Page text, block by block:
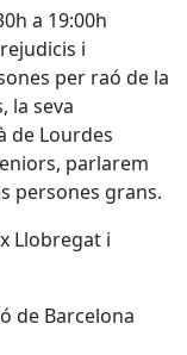
a 19:00h
i
per raó de la
la seva
de Lourdes
parlarem
persones grans.
Llobregat i
de Barcelona